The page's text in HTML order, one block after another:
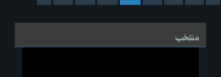
منتخب